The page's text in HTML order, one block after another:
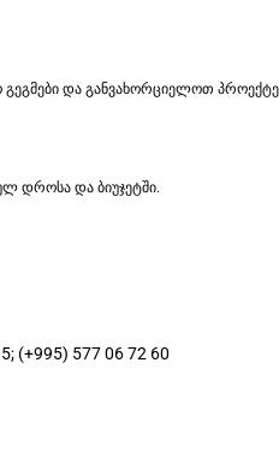
და განვახორციელოთ
დროსა და ბიუჯეტში.
(+995) 577 06 72 60